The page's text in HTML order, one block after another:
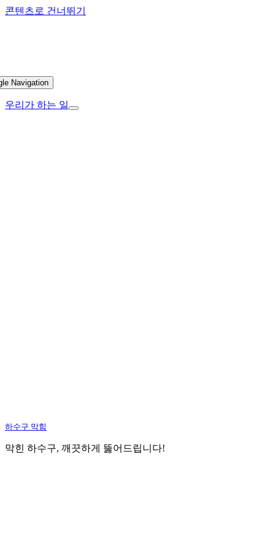
콘텐츠로 건너뛰기
Navigation
우리가 하는 일
하수구 막힘
막힌 하수구, 깨끗하게 뚫어드립니다!